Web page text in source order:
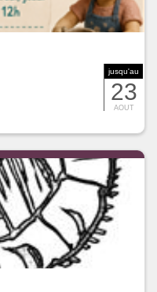
jusqu'au
23
AOUT